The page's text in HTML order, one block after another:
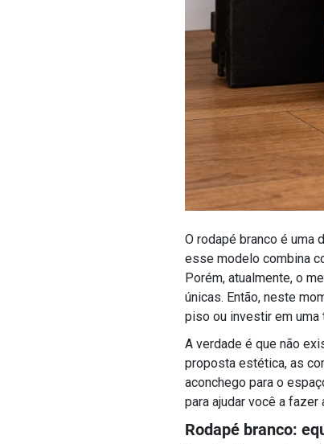
O rodapé branco é
esse modelo combina
Porém, atualmente, o
únicas. Então, neste
piso ou investir em uma
A verdade é que não
proposta estética, as
aconchego para o
para ajudar você a fazer
Rodapé branco: